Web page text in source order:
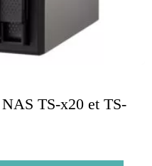
TS-x20 et TS-